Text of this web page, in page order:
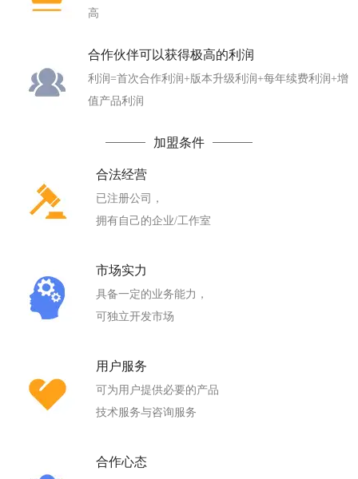
高
合作伙伴可以获得极高的利润
利润=首次合作利润+版本升级利润+每年续费利润+增
值产品利润
加盟条件
合法经营
已注册公司，
拥有自己的企业/工作室
市场实力
具备一定的业务能力，
可独立开发市场
用户服务
可为用户提供必要的产品
技术服务与咨询服务
合作心态